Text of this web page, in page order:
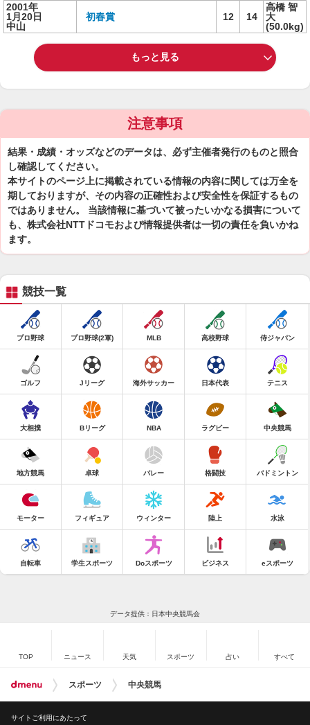
2001年
1月20日
中山
初春賞 12 14
高橋 智
大
(50.0kg)
もっと見る
注意事項
結果・成績・オッズなどのデータは、必ず主催者発行のものと照合
し確認してください。
本サイトのページ上に掲載されている情報の内容に関しては万全を
期しておりますが、その内容の正確性および安全性を保証するもの
ではありません。 当該情報に基づいて被ったいかなる損害について
も、株式会社NTTドコモおよび情報提供者は一切の責任を負いかね
ます。
競技一覧
プロ野球 プロ野球(2軍) MLB 高校野球 侍ジャパン
ゴルフ Jリーグ 海外サッカー 日本代表 テニス
大相撲 Bリーグ NBA ラグビー 中央競馬
地方競馬 卓球 バレー 格闘技 バドミントン
モーター フィギュア ウィンター 陸上 水泳
自転車 学生スポーツ Doスポーツ ビジネス eスポーツ
データ提供：日本中央競馬会
TOP ニュース 天気 スポーツ 占い すべて
スポーツ 中央競馬
サイトご利用にあたって